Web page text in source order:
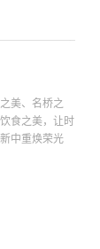
美、名桥之
食之美，让时
中重焕荣光